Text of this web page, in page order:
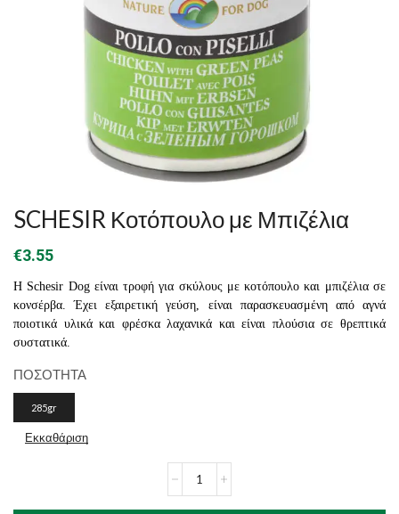
SCHESIR Κοτόπουλο με Μπιζέλια
€3.55
Η Schesir Dog είναι τροφή για σκύλους με κοτόπουλο και μπιζέλια σε
κονσέρβα. Έχει εξαιρετική γεύση, είναι παρασκευασμένη από αγνά
ποιοτικά υλικά και φρέσκα λαχανικά και είναι πλούσια σε θρεπτικά
συστατικά.
ΠΟΣΟΤΗΤΑ
285gr
Εκκαθάριση
Κοτόπουλο